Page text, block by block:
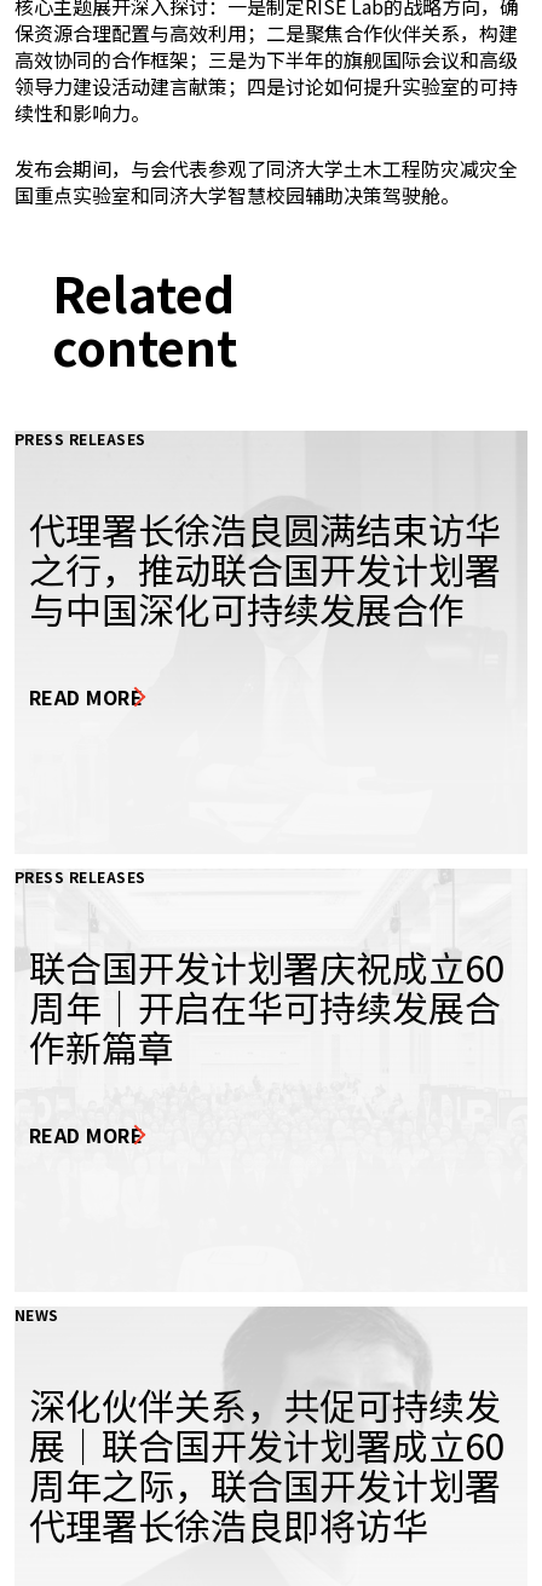
核心主题展开深入探讨：一是制定RISE Lab的战略方向，确
保资源合理配置与高效利用；二是聚焦合作伙伴关系，构建
高效协同的合作框架；三是为下半年的旗舰国际会议和高级
领导力建设活动建言献策；四是讨论如何提升实验室的可持
续性和影响力。
发布会期间，与会代表参观了同济大学土木工程防灾减灾全
国重点实验室和同济大学智慧校园辅助决策驾驶舱。
Related
content
PRESS RELEASES
代理署长徐浩良圆满结束访华
之行，推动联合国开发计划署
与中国深化可持续发展合作
READ MORE
PRESS RELEASES
联合国开发计划署庆祝成立60
周年｜开启在华可持续发展合
作新篇章
READ MORE
NEWS
深化伙伴关系，共促可持续发
展｜联合国开发计划署成立60
周年之际，联合国开发计划署
代理署长徐浩良即将访华